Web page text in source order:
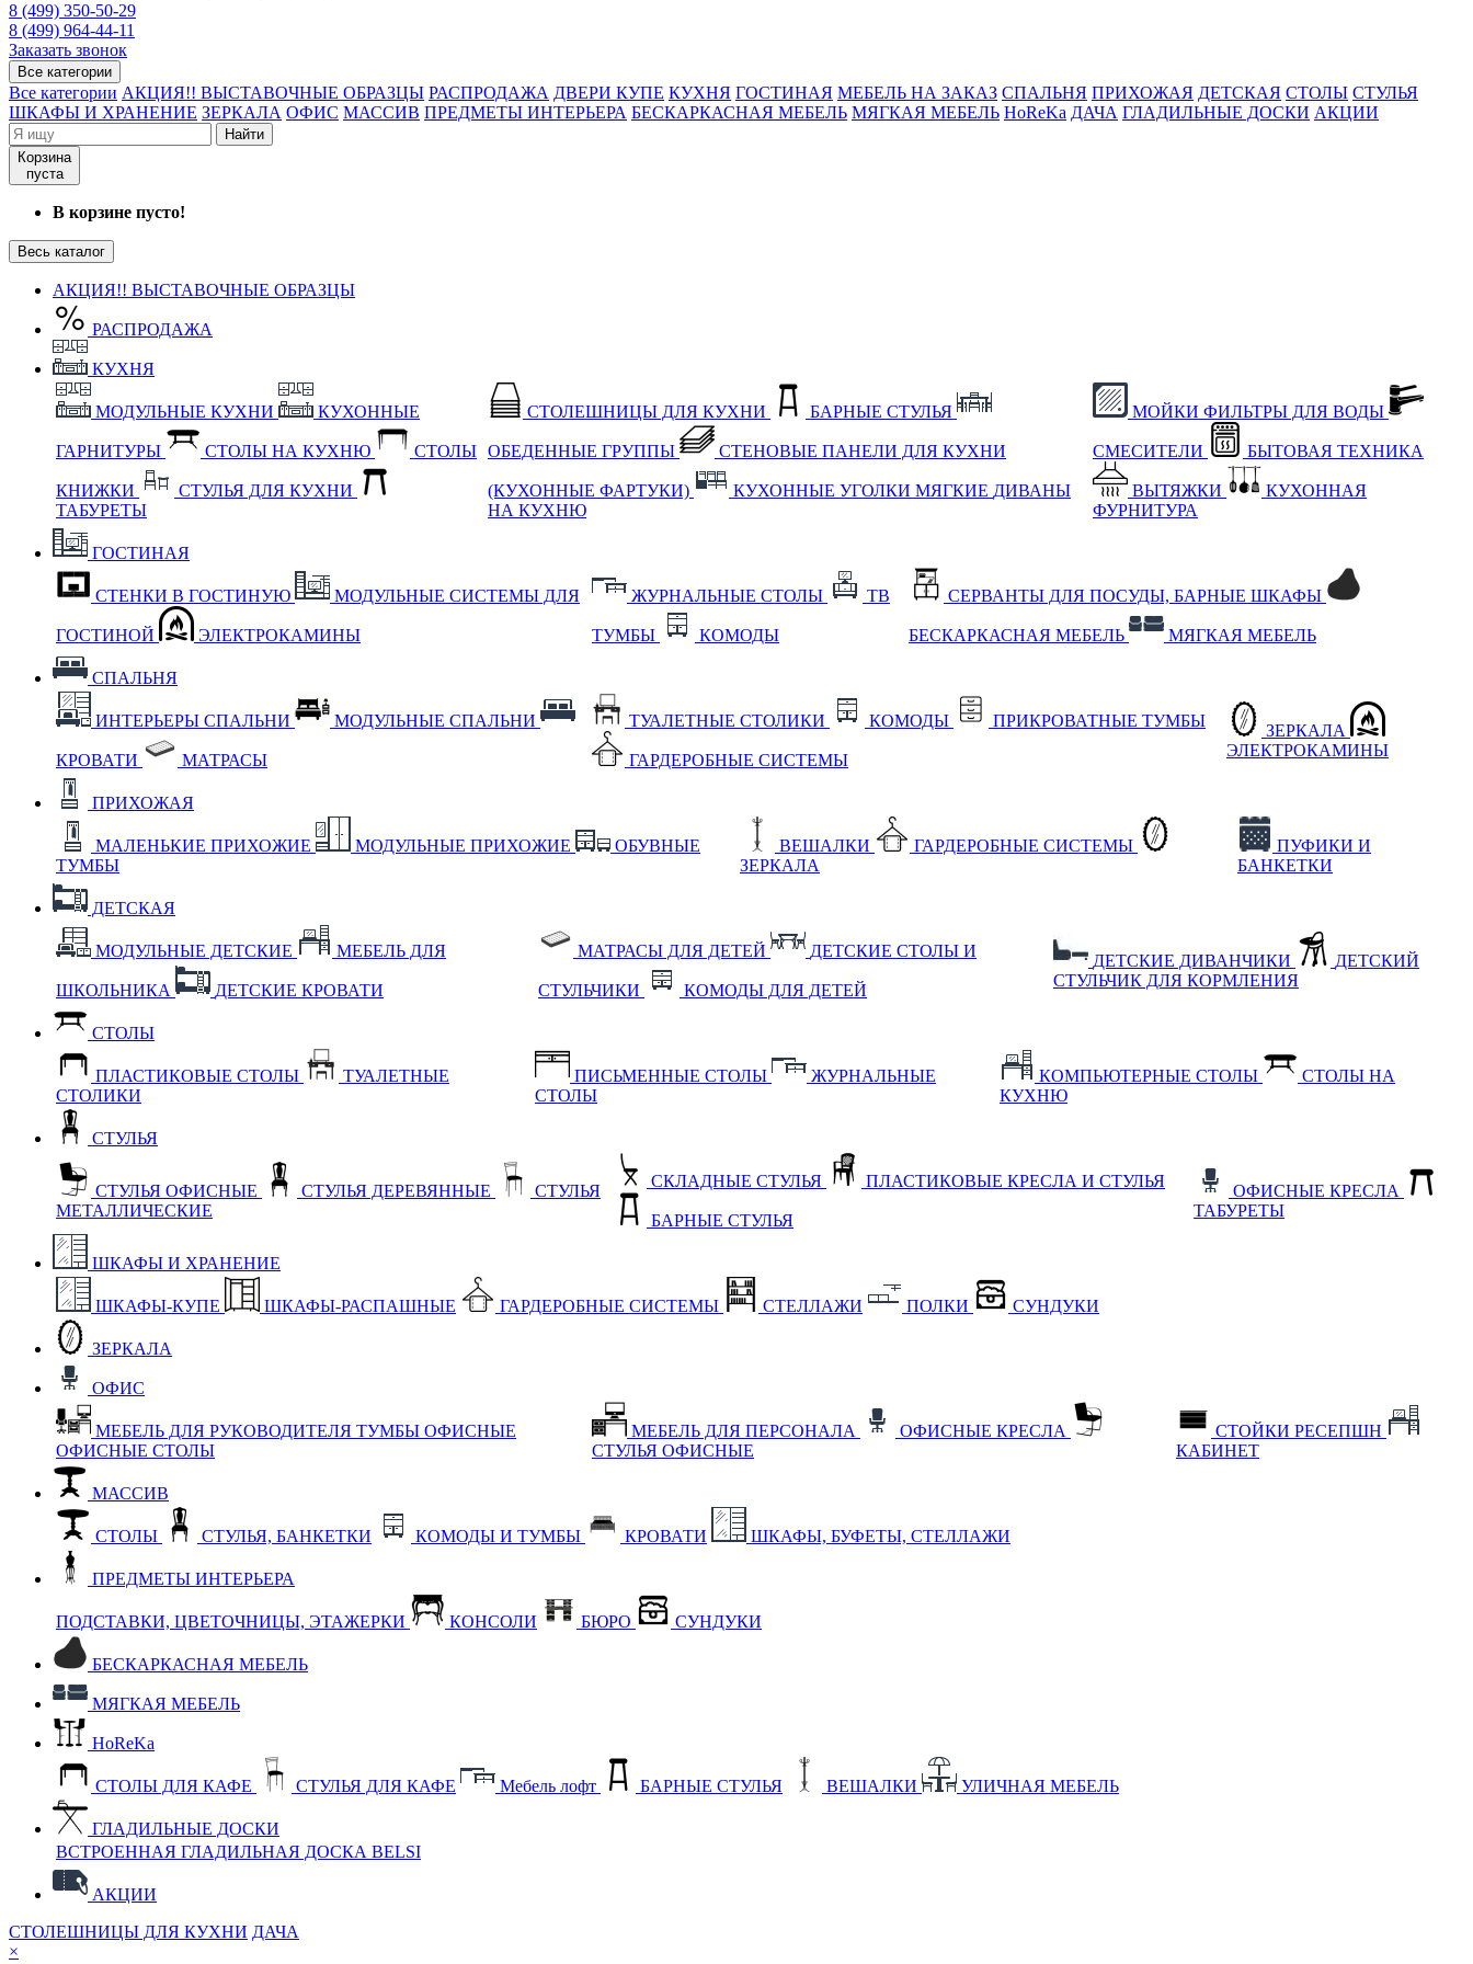
8 (499) 350-50-29
8 (499) 964-44-11
Заказать звонок
Все категории
Все категории АКЦИЯ!! ВЫСТАВОЧНЫЕ ОБРАЗЦЫ РАСПРОДАЖА ДВЕРИ КУПЕ КУХНЯ ГОСТИНАЯ МЕБЕЛЬ НА ЗАКАЗ СПАЛЬНЯ ПРИХОЖАЯ ДЕТСКАЯ СТОЛЫ СТУЛЬЯ
ШКАФЫ И ХРАНЕНИЕ ЗЕРКАЛА ОФИС МАССИВ ПРЕДМЕТЫ ИНТЕРЬЕРА БЕСКАРКАСНАЯ МЕБЕЛЬ МЯГКАЯ МЕБЕЛЬ HoReKa ДАЧА ГЛАДИЛЬНЫЕ ДОСКИ АКЦИИ
Найти
Корзина
пуста
В корзине пусто!
Весь каталог
АКЦИЯ!! ВЫСТАВОЧНЫЕ ОБРАЗЦЫ
РАСПРОДАЖА
КУХНЯ
МОДУЛЬНЫЕ КУХНИ КУХОННЫЕ
ГАРНИТУРЫ СТОЛЫ НА КУХНЮ СТОЛЫ
КНИЖКИ
СТУЛЬЯ ДЛЯ КУХНИ
ТАБУРЕТЫ
СТОЛЕШНИЦЫ ДЛЯ КУХНИ БАРНЫЕ СТУЛЬЯ
ОБЕДЕННЫЕ ГРУППЫ СТЕНОВЫЕ ПАНЕЛИ ДЛЯ КУХНИ
(КУХОННЫЕ ФАРТУКИ) КУХОННЫЕ УГОЛКИ МЯГКИЕ ДИВАНЫ
НА КУХНЮ
МОЙКИ ФИЛЬТРЫ ДЛЯ ВОДЫ
СМЕСИТЕЛИ БЫТОВАЯ ТЕХНИКА
ВЫТЯЖКИ
КУХОННАЯ
ФУРНИТУРА
ГОСТИНАЯ
СТЕНКИ В ГОСТИНУЮ МОДУЛЬНЫЕ СИСТЕМЫ ДЛЯ
ГОСТИНОЙ ЭЛЕКТРОКАМИНЫ
ЖУРНАЛЬНЫЕ СТОЛЫ ТВ
ТУМБЫ КОМОДЫ
СЕРВАНТЫ ДЛЯ ПОСУДЫ, БАРНЫЕ ШКАФЫ
БЕСКАРКАСНАЯ МЕБЕЛЬ МЯГКАЯ МЕБЕЛЬ
СПАЛЬНЯ
ИНТЕРЬЕРЫ СПАЛЬНИ МОДУЛЬНЫЕ СПАЛЬНИ
КРОВАТИ МАТРАСЫ
ТУАЛЕТНЫЕ СТОЛИКИ КОМОДЫ ПРИКРОВАТНЫЕ ТУМБЫ
ГАРДЕРОБНЫЕ СИСТЕМЫ
ЗЕРКАЛА
ЭЛЕКТРОКАМИНЫ
ПРИХОЖАЯ
МАЛЕНЬКИЕ ПРИХОЖИЕ МОДУЛЬНЫЕ ПРИХОЖИЕ
ОБУВНЫЕ
ТУМБЫ
ВЕШАЛКИ
ГАРДЕРОБНЫЕ СИСТЕМЫ
ЗЕРКАЛА
ПУФИКИ И
БАНКЕТКИ
ДЕТСКАЯ
МОДУЛЬНЫЕ ДЕТСКИЕ МЕБЕЛЬ ДЛЯ
ШКОЛЬНИКА ДЕТСКИЕ КРОВАТИ
МАТРАСЫ ДЛЯ ДЕТЕЙ ДЕТСКИЕ СТОЛЫ И
СТУЛЬЧИКИ КОМОДЫ ДЛЯ ДЕТЕЙ
ДЕТСКИЕ ДИВАНЧИКИ
ДЕТСКИЙ
СТУЛЬЧИК ДЛЯ КОРМЛЕНИЯ
СТОЛЫ
ПЛАСТИКОВЫЕ СТОЛЫ
ТУАЛЕТНЫЕ
СТОЛИКИ
ПИСЬМЕННЫЕ СТОЛЫ
ЖУРНАЛЬНЫЕ
СТОЛЫ
КОМПЬЮТЕРНЫЕ СТОЛЫ
СТОЛЫ НА
КУХНЮ
СТУЛЬЯ
СТУЛЬЯ ОФИСНЫЕ СТУЛЬЯ ДЕРЕВЯННЫЕ
СТУЛЬЯ
МЕТАЛЛИЧЕСКИЕ
СКЛАДНЫЕ СТУЛЬЯ ПЛАСТИКОВЫЕ КРЕСЛА И СТУЛЬЯ
БАРНЫЕ СТУЛЬЯ
ОФИСНЫЕ КРЕСЛА
ТАБУРЕТЫ
ШКАФЫ И ХРАНЕНИЕ
ШКАФЫ-КУПЕ ШКАФЫ-РАСПАШНЫЕ ГАРДЕРОБНЫЕ СИСТЕМЫ СТЕЛЛАЖИ ПОЛКИ СУНДУКИ
ЗЕРКАЛА
ОФИС
МЕБЕЛЬ ДЛЯ РУКОВОДИТЕЛЯ ТУМБЫ ОФИСНЫЕ
ОФИСНЫЕ СТОЛЫ
МЕБЕЛЬ ДЛЯ ПЕРСОНАЛА
ОФИСНЫЕ КРЕСЛА
СТУЛЬЯ ОФИСНЫЕ
СТОЙКИ РЕСЕПШН
КАБИНЕТ
МАССИВ
СТОЛЫ СТУЛЬЯ, БАНКЕТКИ КОМОДЫ И ТУМБЫ КРОВАТИ ШКАФЫ, БУФЕТЫ, СТЕЛЛАЖИ
ПРЕДМЕТЫ ИНТЕРЬЕРА
ПОДСТАВКИ, ЦВЕТОЧНИЦЫ, ЭТАЖЕРКИ КОНСОЛИ БЮРО СУНДУКИ
БЕСКАРКАСНАЯ МЕБЕЛЬ
МЯГКАЯ МЕБЕЛЬ
HoReKa
СТОЛЫ ДЛЯ КАФЕ СТУЛЬЯ ДЛЯ КАФЕ Мебель лофт БАРНЫЕ СТУЛЬЯ ВЕШАЛКИ УЛИЧНАЯ МЕБЕЛЬ
ГЛАДИЛЬНЫЕ ДОСКИ
ВСТРОЕННАЯ ГЛАДИЛЬНАЯ ДОСКА BELSI
АКЦИИ
СТОЛЕШНИЦЫ ДЛЯ КУХНИ ДАЧА
×